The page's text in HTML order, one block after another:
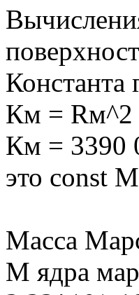
Константа
Км = Rм^2
Км = 3390
это const
Масса
M ядра